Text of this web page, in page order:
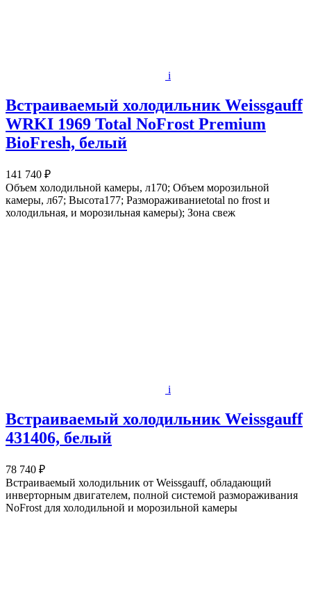
i
Встраиваемый холодильник Weissgauff
WRKI 1969 Total NoFrost Premium
BioFresh, белый
141 740 ₽
Объем холодильной камеры, л170; Объем морозильной
камеры, л67; Высота177; Размораживаниеtotal no frost и
холодильная, и морозильная камеры); Зона свеж
i
Встраиваемый холодильник Weissgauff
431406, белый
78 740 ₽
Встраиваемый холодильник от Weissgauff, обладающий
инверторным двигателем, полной системой размораживания
NoFrost для холодильной и морозильной камеры